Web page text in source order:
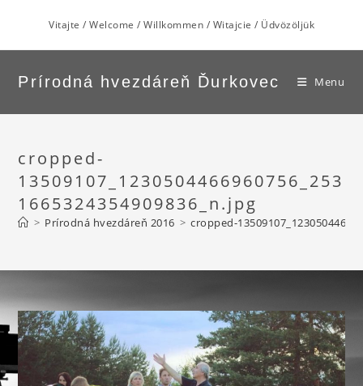
content
Vitajte / Welcome / Willkommen / Witajcie / Üdvözöljük
Prírodná hvezdáreň Ďurkovec Menu
cropped-
13509107_1230504466960756_253
1665324354909836_n.jpg
> Prírodná hvezdáreň 2016 > cropped-